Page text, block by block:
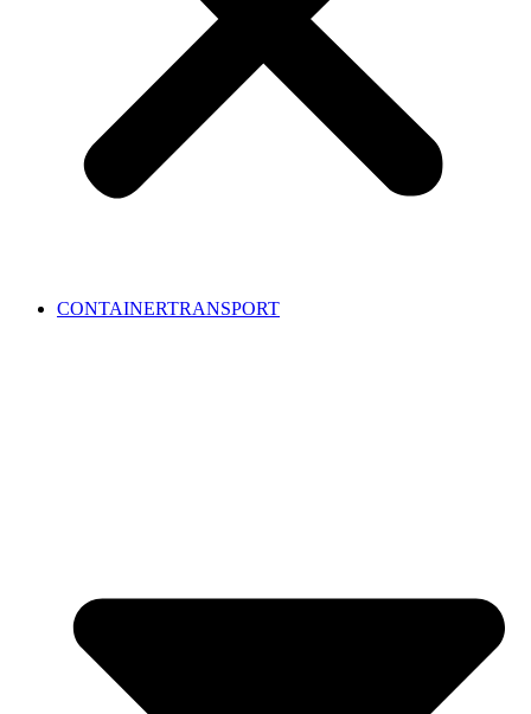
CONTAINERTRANSPORT